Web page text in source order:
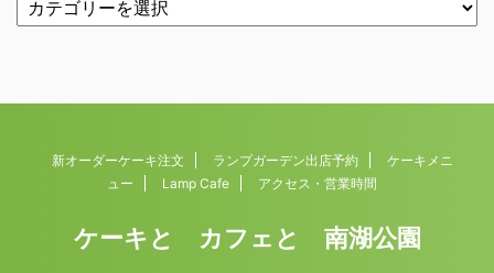
新オーダーケーキ注文 ランプガーデン出店予約
ケーキメニ
ュー
Lamp Cafe アクセス・営業時間
ケーキと カフェと 南湖公園